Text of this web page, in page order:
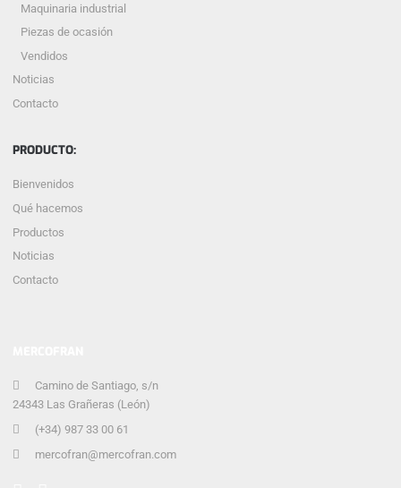
Camino de Santiago, s/n
24343 Las Grañeras (León)
(+34) 987 33 00 61
mercofran@mercofran.com
Maquinaria industrial
Piezas de ocasión
Vendidos
Noticias
Contacto
PRODUCTO:
Bienvenidos
Qué hacemos
Productos
Noticias
Contacto